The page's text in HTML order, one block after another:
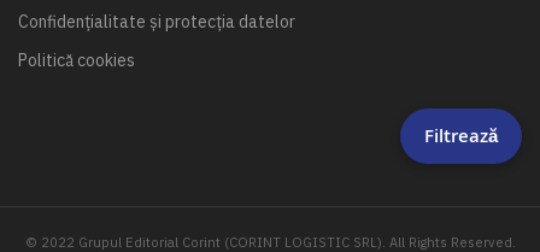
Confidențialitate și protecția datelor
Politică cookies
© 2022 Grupul Editorial Corint (CORINT LOGISTIC SRL). All Rights Reserved.
Filtrează